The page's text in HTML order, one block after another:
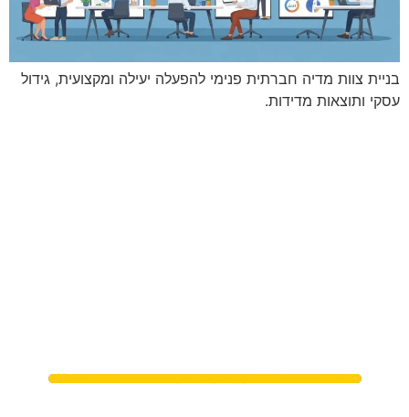
בניית צוות מדיה חברתית פנימי להפעלה יעילה ומקצועית, גידול
עסקי ותוצאות מדידות.